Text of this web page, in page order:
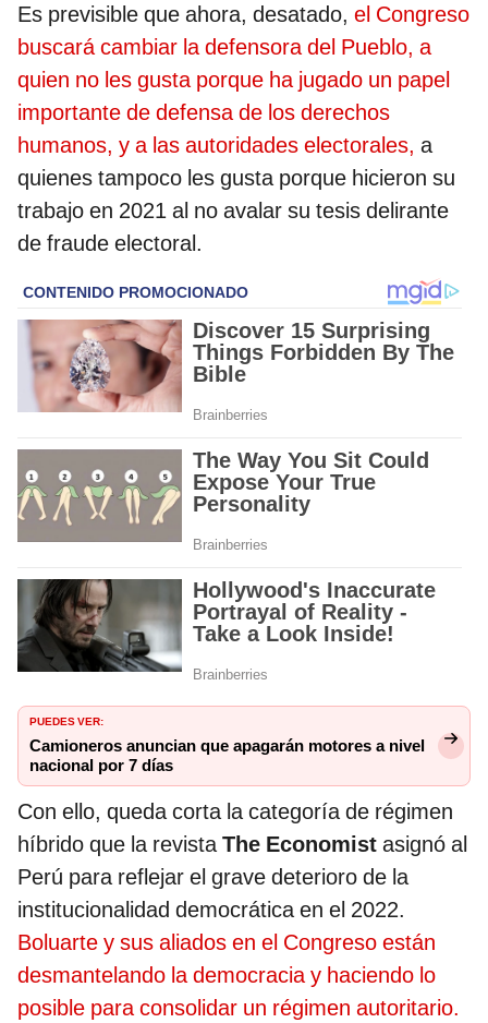
Es previsible que ahora, desatado, el Congreso
buscará cambiar la defensora del Pueblo, a
quien no les gusta porque ha jugado un papel
importante de defensa de los derechos
humanos, y a las autoridades electorales, a
quienes tampoco les gusta porque hicieron su
trabajo en 2021 al no avalar su tesis delirante
de fraude electoral.
PUEDES VER:
Camioneros anuncian que apagarán motores a nivel
nacional por 7 días
Con ello, queda corta la categoría de régimen
híbrido que la revistaThe Economist asignó al
Perú para reflejar el grave deterioro de la
institucionalidad democrática en el 2022.
Boluarte y sus aliados en el Congreso están
desmantelando la democracia y haciendo lo
posible para consolidar un régimen autoritario.